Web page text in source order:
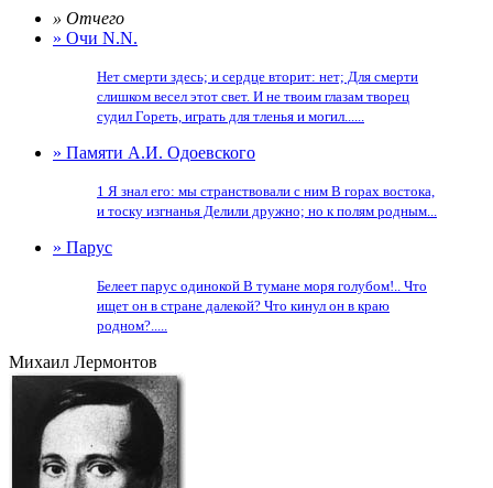
» Отчего
» Очи N.N.
Нет смерти здесь; и сердце вторит: нет; Для смерти
слишком весел этот свет. И не твоим глазам творец
судил Гореть, играть для тленья и могил......
» Памяти А.И. Одоевского
1 Я знал его: мы странствовали с ним В горах востока,
и тоску изгнанья Делили дружно; но к полям родным...
» Парус
Белеет парус одинокой В тумане моря голубом!.. Что
ищет он в стране далекой? Что кинул он в краю
родном?.....
Михаил Лермонтов